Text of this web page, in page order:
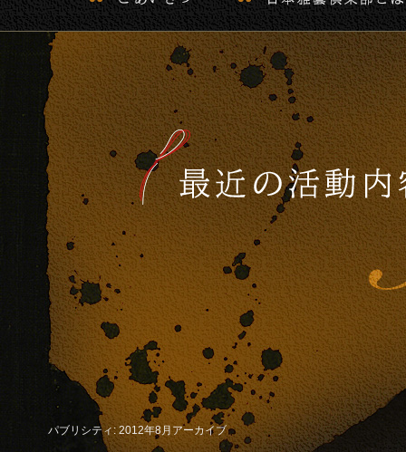
パブリシティ: 2012年8月アーカイブ